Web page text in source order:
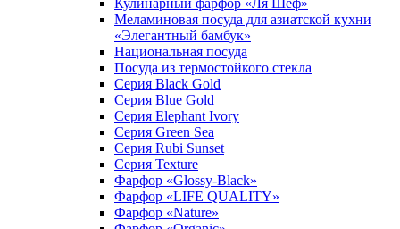
Кулинарный фарфор «Ля Шеф»
Меламиновая посуда для азиатской кухни
«Элегантный бамбук»
Национальная посуда
Посуда из термостойкого стекла
Серия Black Gold
Серия Blue Gold
Серия Elephant Ivory
Серия Green Sea
Серия Rubi Sunset
Серия Texture
Фарфор «Glossy-Black»
Фарфор «LIFE QUALITY»
Фарфор «Nature»